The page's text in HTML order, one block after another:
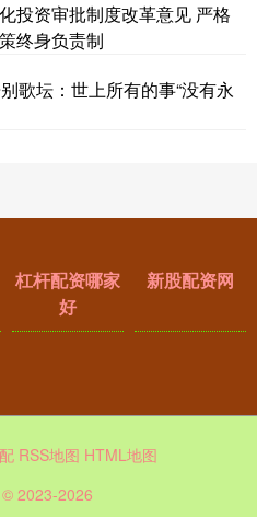
投资审批制度改革意见 严格
终身负责制
歌坛：世上所有的事“没有永
杠杆配资哪家
好
新股配资网
RSS地图 HTML地图
© 2023-2026